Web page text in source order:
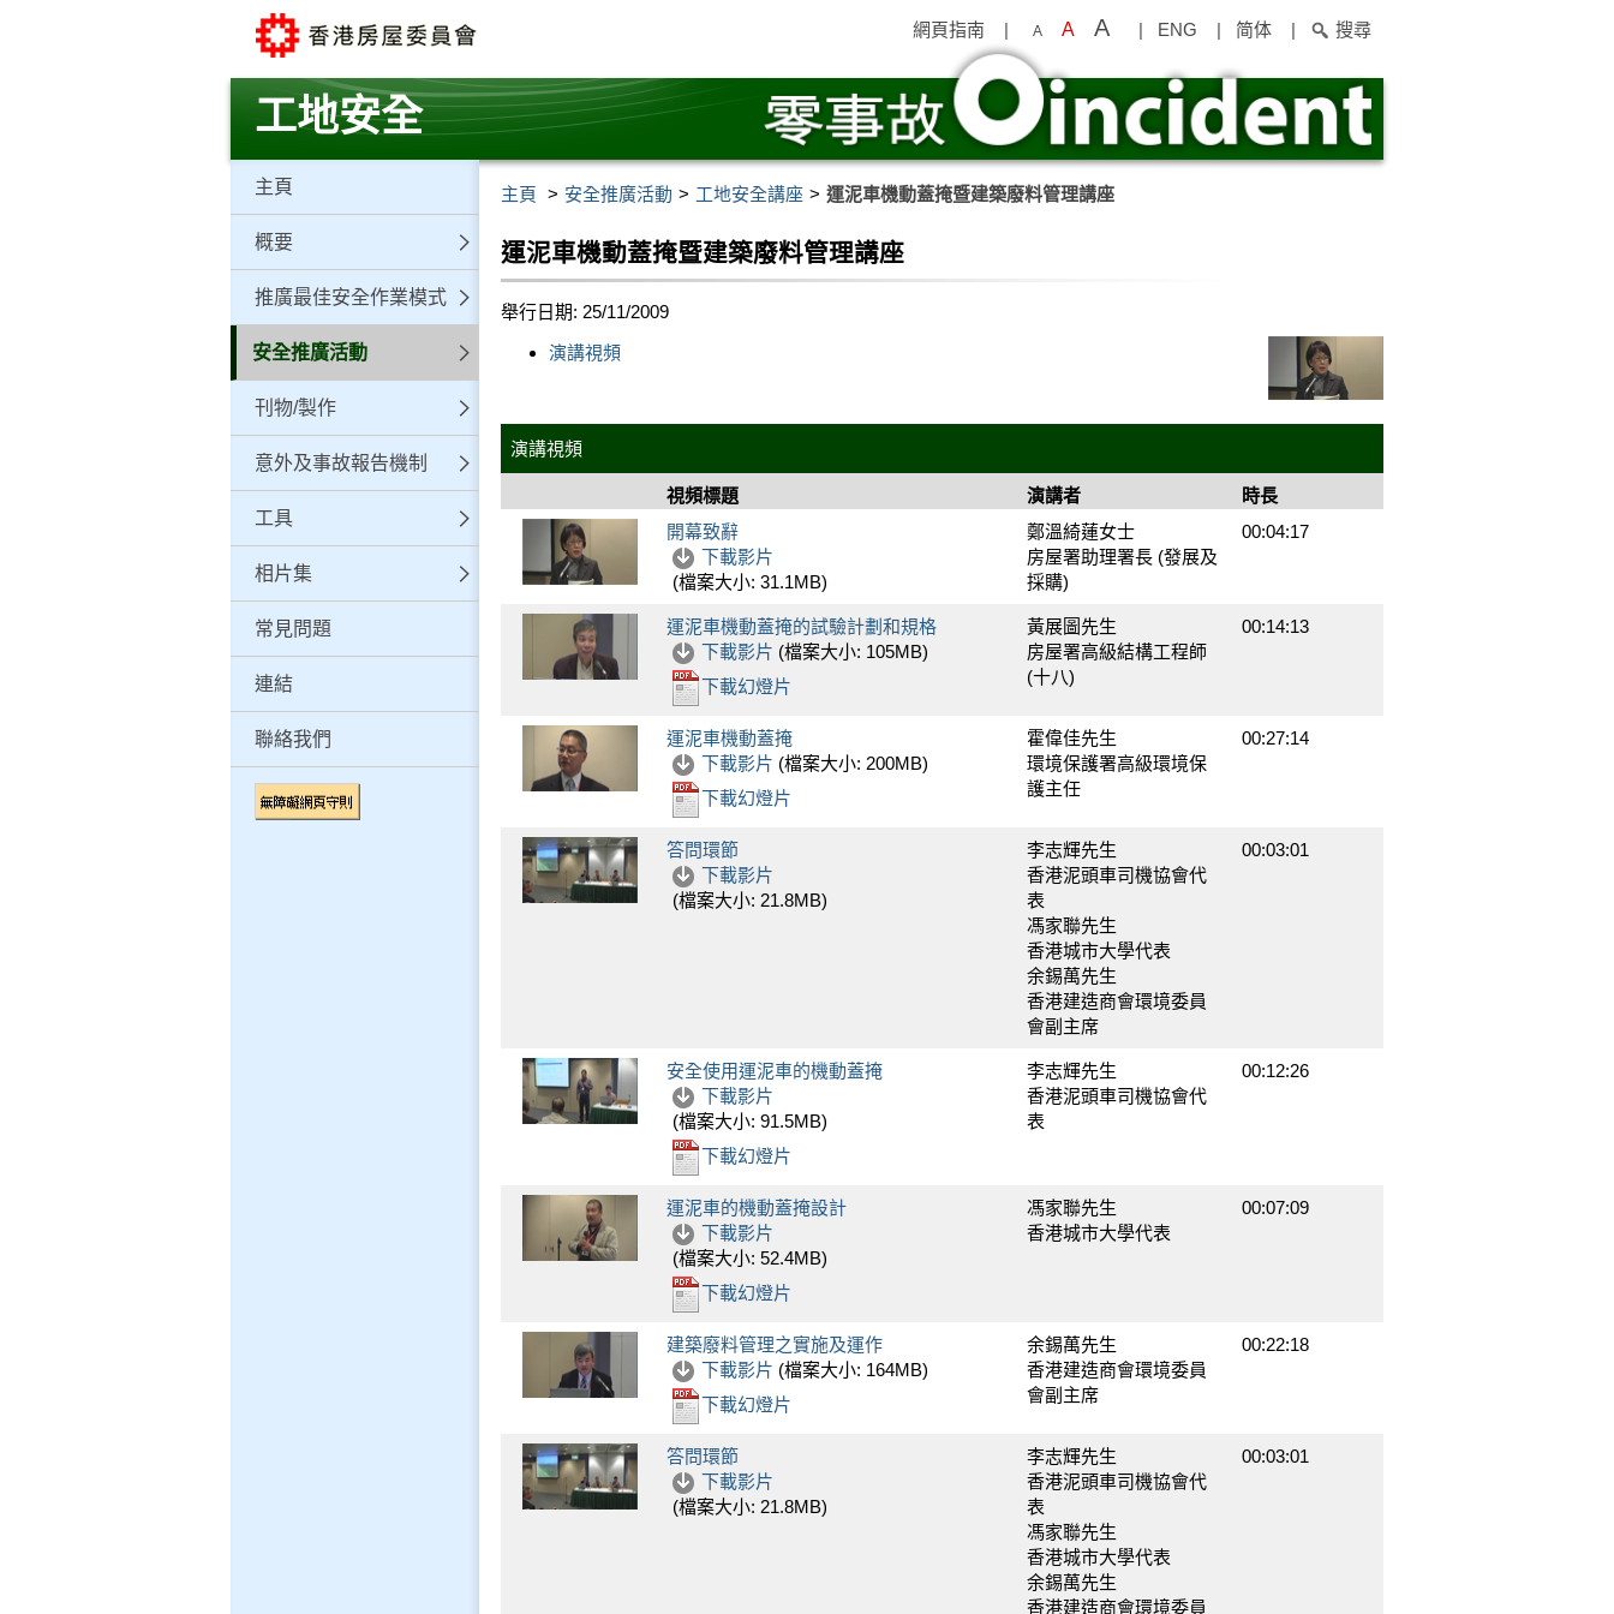
要
網頁指南 | A A A | ENG | 简体 | 搜尋
工地安全
主頁
概要
推廣最佳安全作業模式
安全推廣活動
刊物/製作
意外及事故報告機制
工具
相片集
常見問題
連結
聯絡我們
主頁 安全推廣活動 工地安全講座 運泥車機動蓋掩暨建築廢料管理講座
運泥車機動蓋掩暨建築廢料管理講座
舉行日期: 25/11/2009
演講視頻
演講視頻
視頻標題 演講者
時長
開幕致辭
鄭溫綺蓮女士
房屋署助理署長 (發展及
採購)
00:04:17
下載影片
(檔案大小:31.1MB)
運泥車機動蓋掩的試驗計劃和規格
黃展圖先生
房屋署高級結構工程師
(十八)
00:14:13
下載影片 (檔案大小: 105MB)
下載幻燈片
運泥車機動蓋掩
霍偉佳先生
環境保護署高級環境保
護主任
00:27:14
下載影片 (檔案大小: 200MB)
下載幻燈片
答問環節
李志輝先生
香港泥頭車司機協會代
表
馮家聯先生
香港城市大學代表
余錫萬先生
香港建造商會環境委員
會副主席
00:03:01
下載影片
(檔案大小: 21.8MB)
安全使用運泥車的機動蓋掩
李志輝先生
香港泥頭車司機協會代
表
00:12:26
下載影片
(檔案大小:91.5MB)
下載幻燈片
運泥車的機動蓋掩設計
馮家聯先生
香港城市大學代表
00:07:09
下載影片
(檔案大小:52.4MB)
下載幻燈片
建築廢料管理之實施及運作
余錫萬先生
香港建造商會環境委員
會副主席
00:22:18
下載影片 (檔案大小: 164MB)
下載幻燈片
答問環節
李志輝先生
香港泥頭車司機協會代
表
馮家聯先生
香港城市大學代表
余錫萬先生
香港建造商會環境委員
00:03:01
下載影片
(檔案大小: 21.8MB)